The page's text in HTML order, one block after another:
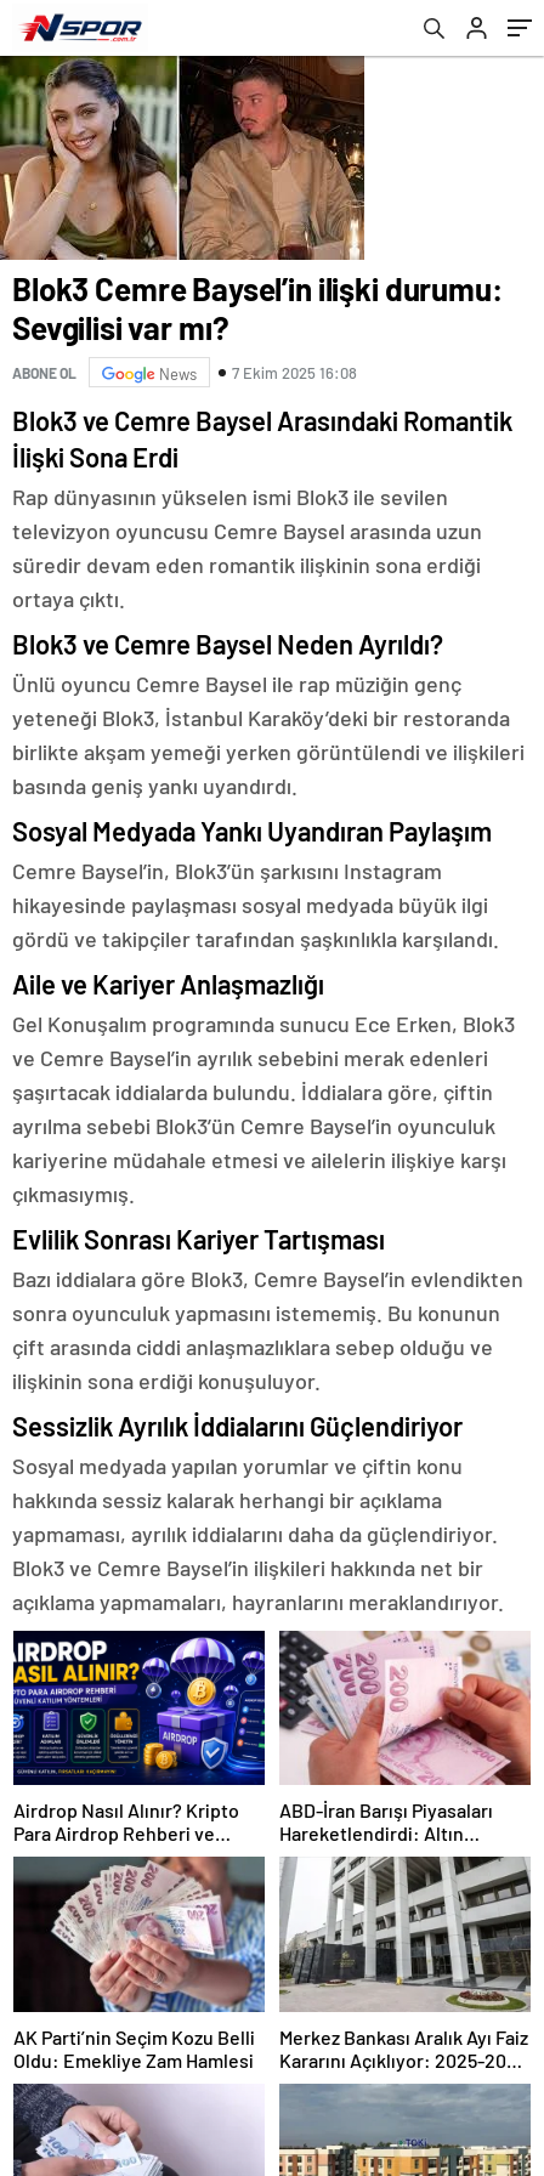
Blok3 Cemre Baysel’in ilişki durumu:
Sevgilisi var mı?
ABONE OL News 7 Ekim 2025 16:08
Blok3 ve Cemre Baysel Arasındaki Romantik
İlişki Sona Erdi
Rap dünyasının yükselen ismi Blok3 ile sevilen
televizyon oyuncusu Cemre Baysel arasında uzun
süredir devam eden romantik ilişkinin sona erdiği
ortaya çıktı.
Blok3 ve Cemre Baysel Neden Ayrıldı?
Ünlü oyuncu Cemre Baysel ile rap müziğin genç
yeteneği Blok3, İstanbul Karaköy’deki bir restoranda
birlikte akşam yemeği yerken görüntülendi ve ilişkileri
basında geniş yankı uyandırdı.
Sosyal Medyada Yankı Uyandıran Paylaşım
Cemre Baysel’in, Blok3’ün şarkısını Instagram
hikayesinde paylaşması sosyal medyada büyük ilgi
gördü ve takipçiler tarafından şaşkınlıkla karşılandı.
Aile ve Kariyer Anlaşmazlığı
Gel Konuşalım programında sunucu Ece Erken, Blok3
ve Cemre Baysel’in ayrılık sebebini merak edenleri
şaşırtacak iddialarda bulundu. İddialara göre, çiftin
ayrılma sebebi Blok3’ün Cemre Baysel’in oyunculuk
kariyerine müdahale etmesi ve ailelerin ilişkiye karşı
çıkmasıymış.
Evlilik Sonrası Kariyer Tartışması
Bazı iddialara göre Blok3, Cemre Baysel’in evlendikten
sonra oyunculuk yapmasını istememiş. Bu konunun
çift arasında ciddi anlaşmazlıklara sebep olduğu ve
ilişkinin sona erdiği konuşuluyor.
Sessizlik Ayrılık İddialarını Güçlendiriyor
Sosyal medyada yapılan yorumlar ve çiftin konu
hakkında sessiz kalarak herhangi bir açıklama
yapmaması, ayrılık iddialarını daha da güçlendiriyor.
Blok3 ve Cemre Baysel’in ilişkileri hakkında net bir
açıklama yapmamaları, hayranlarını meraklandırıyor.
Airdrop Nasıl Alınır? Kripto
Para Airdrop Rehberi ve
Güvenli Katılım Yöntemleri
ABD-İran Barışı Piyasaları
Hareketlendirdi: Altın
Zirveye Çıkarken Petrol
Geriledi
AK Parti’nin Seçim Kozu Belli
Oldu: Emekliye Zam Hamlesi
Merkez Bankası Aralık Ayı Faiz
Kararını Açıklıyor: 2025-2026
Takvimi